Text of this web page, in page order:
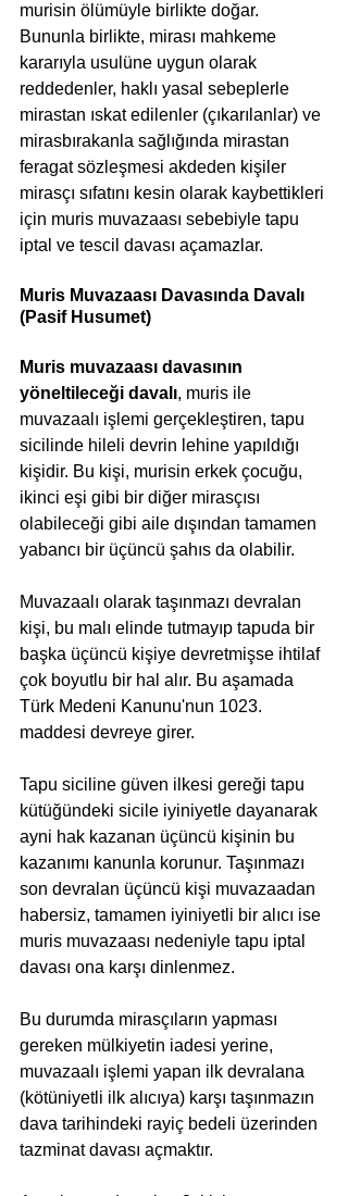
murisin ölümüyle birlikte doğar.
Bununla birlikte, mirası mahkeme
kararıyla usulüne uygun olarak
reddedenler, haklı yasal sebeplerle
mirastan ıskat edilenler (çıkarılanlar) ve
mirasbırakanla sağlığında mirastan
feragat sözleşmesi akdeden kişiler
mirasçı sıfatını kesin olarak kaybettikleri
için muris muvazaası sebebiyle tapu
iptal ve tescil davası açamazlar.
Muris Muvazaası Davasında Davalı
(Pasif Husumet)
Muris muvazaası davasının
yöneltileceği davalı, muris ile
muvazaalı işlemi gerçekleştiren, tapu
sicilinde hileli devrin lehine yapıldığı
kişidir. Bu kişi, murisin erkek çocuğu,
ikinci eşi gibi bir diğer mirasçısı
olabileceği gibi aile dışından tamamen
yabancı bir üçüncü şahıs da olabilir.
Muvazaalı olarak taşınmazı devralan
kişi, bu malı elinde tutmayıp tapuda bir
başka üçüncü kişiye devretmişse ihtilaf
çok boyutlu bir hal alır. Bu aşamada
Türk Medeni Kanunu'nun 1023.
maddesi devreye girer.
Tapu siciline güven ilkesi gereği tapu
kütüğündeki sicile iyiniyetle dayanarak
ayni hak kazanan üçüncü kişinin bu
kazanımı kanunla korunur. Taşınmazı
son devralan üçüncü kişi muvazaadan
habersiz, tamamen iyiniyetli bir alıcı ise
muris muvazaası nedeniyle tapu iptal
davası ona karşı dinlenmez.
Bu durumda mirasçıların yapması
gereken mülkiyetin iadesi yerine,
muvazaalı işlemi yapan ilk devralana
(kötüniyetli ilk alıcıya) karşı taşınmazın
dava tarihindeki rayiç bedeli üzerinden
tazminat davası açmaktır.